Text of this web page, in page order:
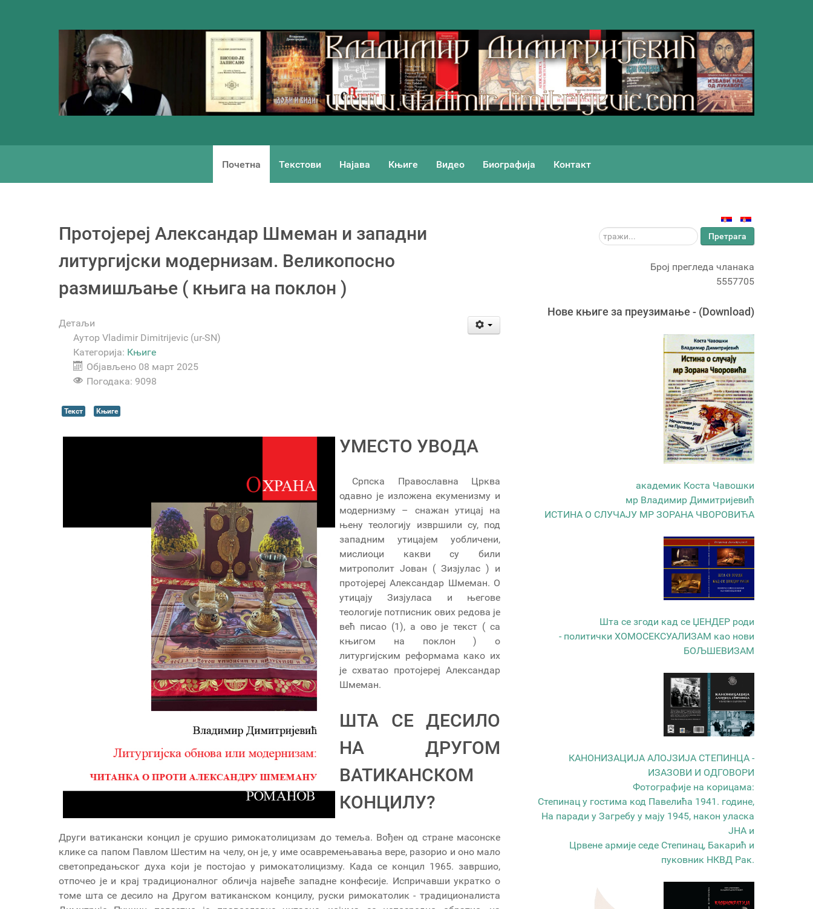
Почетна Текстови Најава Књиге Видео Биографија Контакт
Протојереј Александар Шмеман и западни
литургијски модернизам. Великопосно
размишљање ( књига на поклон )
Детаљи
Аутор Vladimir Dimitrijevic (ur-SN)
Категорија: Књиге
Објављено 08 март 2025
Погодака: 9098
Текст Књиге
УМЕСТО УВОДА
Српска Православна Црква
одавно је изложена екуменизму и
модернизму – снажан утицај на
њену теологију извршили су, под
западним утицајем уобличени,
мислиоци какви су били
митрополит Јован ( Зизјулас ) и
протојереј Александар Шмеман. О
утицају Зизјуласа и његове
теологије потписник ових редова је
већ писао (1), а ово је текст ( са
књигом на поклон ) о
литургијским реформама како их
је схватао протојереј Александар
Шмеман.
ШТА СЕ ДЕСИЛО
НА ДРУГОМ
ВАТИКАНСКОМ
КОНЦИЛУ?
Други ватикански концил је срушио римокатолицизам до темеља. Вођен од стране масонске
клике са папом Павлом Шестим на челу, он је, у име осавремењавања вере, разорио и оно мало
светопредањског духа који је постојао у римокатолицизму. Када се концил 1965. завршио,
отпочео је и крај традиционалног обличја највеће западне конфесије. Испричавши укратко о
томе шта се десило на Другом ватиканском концилу, руски римокатолик - традиционалиста
тражи... Претрага
Број прегледа чланака
5557705
Новe књигe за преузимање - (Download)
академик Коста Чавошки
мр Владимир Димитријевић
ИСТИНА О СЛУЧАЈУ МР ЗОРАНА ЧВОРОВИЋА
Шта се згоди кад се ЏЕНДЕР роди
- политички ХОМОСЕКСУАЛИЗАМ као нови
БОЉШЕВИЗАМ
КАНОНИЗАЦИЈА АЛОЈЗИЈА СТЕПИНЦА -
ИЗАЗОВИ И ОДГОВОРИ
Фотографије на корицама:
Степинац у гостима код Павелића 1941. године,
На паради у Загребу у мају 1945, након уласка
ЈНА и
Црвене армије седе Степинац, Бакарић и
пуковник НКВД Рак.